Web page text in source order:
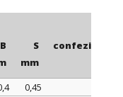
S
mm
confezione
0,45